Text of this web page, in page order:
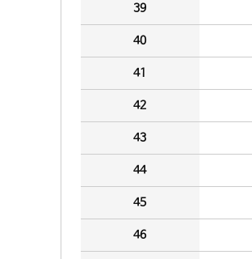
39
40
41
42
43
44
45
46